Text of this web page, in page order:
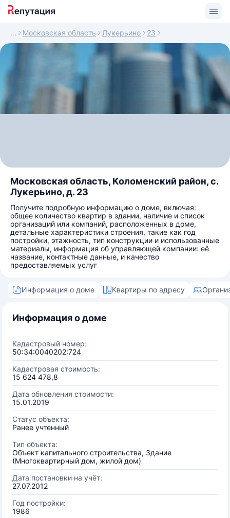
Московская область Лукерьино 23
Московская область, Коломенский район, с.
Лукерьино, д. 23
Получите подробную информацию о доме, включая:
общее количество квартир в здании, наличие и список
организаций или компаний, расположенных в доме,
детальные характеристики строения, такие как год
постройки, этажность, тип конструкции и использованные
материалы, информация об управляющей компании: её
название, контактные данные, и качество
предоставляемых услуг
Информация о доме Квартиры по адресу
Информация о доме
Кадастровый номер:
50:34:0040202:724
Кадастровая стоимость:
15 624 478,8
Дата обновления стоимости:
15.01.2019
Статус объекта:
Ранее учтенный
Тип объекта:
Объект капитального строительства, Здание
(Многоквартирный дом, жилой дом)
Дата постановки на учёт:
27.07.2012
Год постройки:
1986